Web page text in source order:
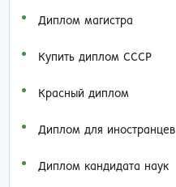
Диплом магистра
Купить диплом СССР
Красный диплом
Диплом для иностранцев
Диплом кандидата наук